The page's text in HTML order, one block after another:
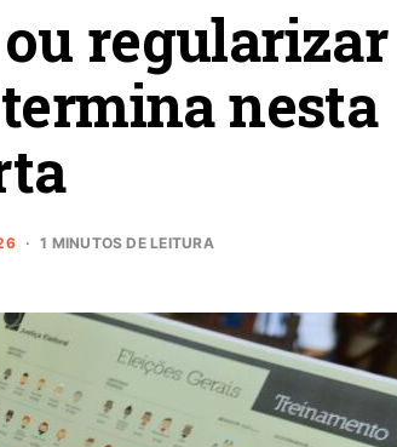
regularizar
nesta
1 MINUTOS DE LEITURA